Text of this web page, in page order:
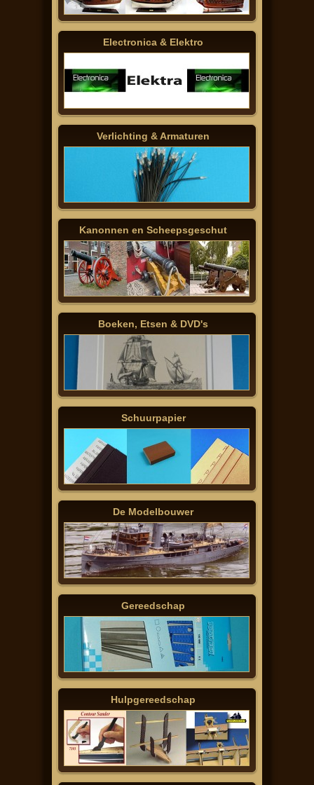
Electronica & Elektro
Verlichting & Armaturen
Kanonnen en Scheepsgeschut
Boeken, Etsen & DVD's
Schuurpapier
De Modelbouwer
Gereedschap
Hulpgereedschap